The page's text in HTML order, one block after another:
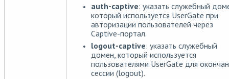
auth-captive: указать служебный
который используется UserGate при
авторизации пользователей через
Captive-портал.
logout-captive: указать служебный
домен, который используется
пользователями UserGate для
сессии (logout).